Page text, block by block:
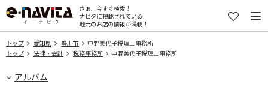
さぁ、今すぐ検索！
ナビタに掲載されている
地元のお店の情報が満載！
トップ 愛知県 豊川市
中野美代子税理士事務所
トップ
法律・会計 税務事務所 中野美代子税理士事務所
アルバム